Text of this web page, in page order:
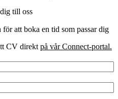
till oss
att boka en tid som passar dig
CV direkt på vår Connect-portal.